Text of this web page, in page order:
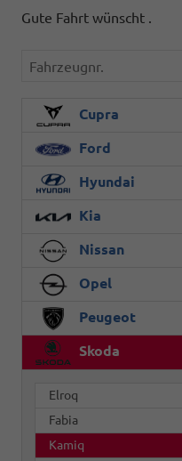
Gute Fahrt wünscht .
Fahrzeugnr.
Cupra
Ford
Hyundai
Kia
Nissan
Opel
Peugeot
Skoda
Elroq
Fabia
Kamiq